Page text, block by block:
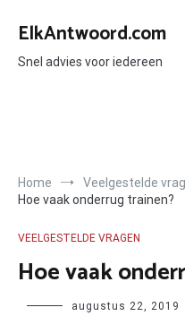
naar
inhoud
ElkAntwoord.com
Snel advies voor iedereen
Home
Veelgestelde
Hoe vaak onderrug trainen?
VEELGESTELDE VRAGEN
Hoe vaak
Author augustus 22, 2019